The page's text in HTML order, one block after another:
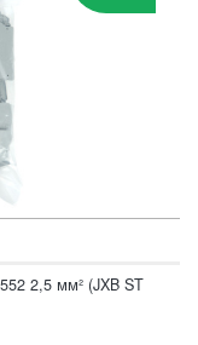
2,5 мм² (JXB ST